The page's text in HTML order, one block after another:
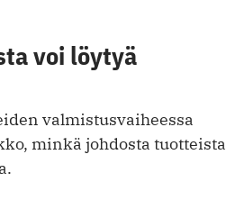
voi löytyä
valmistusvaiheessa
minkä johdosta tuotteista